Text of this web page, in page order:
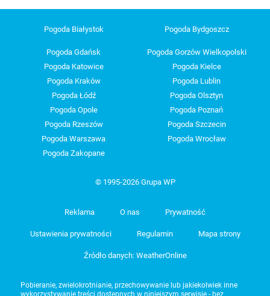
Pogoda Białystok Pogoda Bydgoszcz
Pogoda Gdańsk
Pogoda Gorzów Wielkopolski
Pogoda Katowice
Pogoda Kielce
Pogoda Kraków
Pogoda Lublin
Pogoda Łódź
Pogoda Olsztyn
Pogoda Opole
Pogoda Poznań
Pogoda Rzeszów
Pogoda Szczecin
Pogoda Warszawa
Pogoda Wrocław
Pogoda Zakopane
© 1995-2026 Grupa WP
Reklama O nas Prywatność
Ustawienia prywatności Regulamin Mapa strony
Źródło danych: WeatherOnline
Pobieranie, zwielokrotnianie, przechowywanie lub jakiekolwiek inne
wykorzystywanie treści dostępnych w niniejszym serwisie - bez